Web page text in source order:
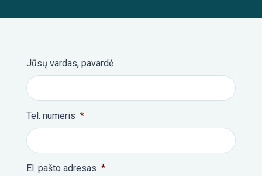
Jūsų vardas, pavardė
Tel. numeris *
El. pašto adresas *